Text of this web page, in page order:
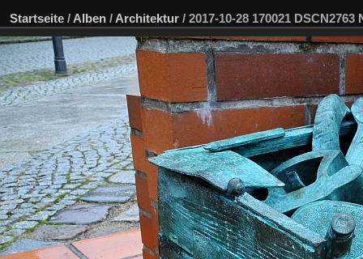
Startseite / Alben / Architektur / 2017-10-28 170021 DSCN2763